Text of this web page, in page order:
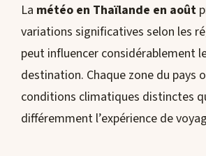
La météo en Thaïlande en août
variations significatives selon les
peut influencer considérablement
destination. Chaque zone du pays
conditions climatiques distinctes
différemment l’expérience de